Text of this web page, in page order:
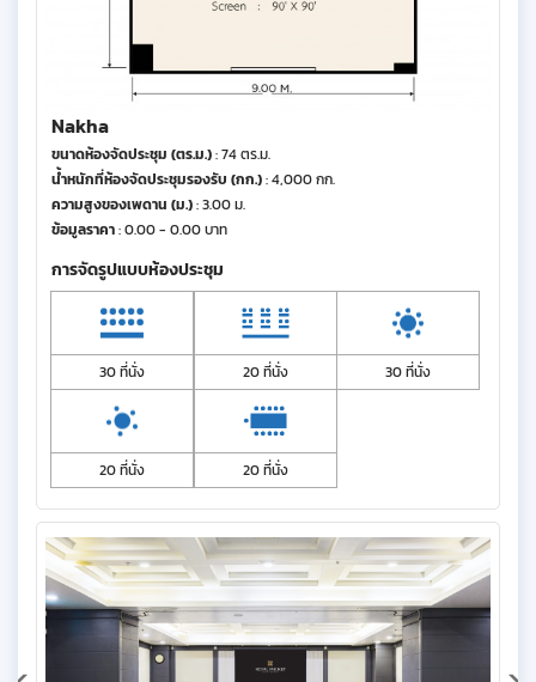
Nakha
ขนาดห้องจัดประชุม (ตร.ม.): 74 ตร.ม.
น้ำหนักที่ห้องจัดประชุมรองรับ (กก.): 4,000 กก.
ความสูงของเพดาน (ม.): 3.00 ม.
ข้อมูลราคา: 0.00 - 0.00 บาท
การจัดรูปแบบห้องประชุม
30 ที่นั่ง 20 ที่นั่ง 30 ที่นั่ง
20 ที่นั่ง 20 ที่นั่ง